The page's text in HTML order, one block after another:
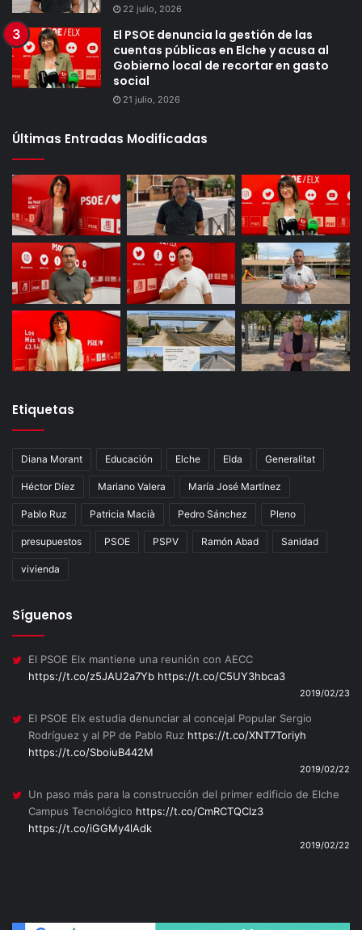
22 julio, 2026
El PSOE denuncia la gestión de las
cuentas públicas en Elche y acusa al
Gobierno local de recortar en gasto
social
21 julio, 2026
Últimas Entradas Modificadas
Etiquetas
Diana Morant Educación Elche Elda Generalitat
Héctor Díez Mariano Valera María José Martínez
Pablo Ruz Patricia Macià Pedro Sánchez Pleno
presupuestos PSOE PSPV Ramón Abad Sanidad
vivienda
Síguenos
El PSOE Elx mantiene una reunión con AECC
https://t.co/z5JAU2a7Yb https://t.co/C5UY3hbca3
2019/02/23
El PSOE Elx estudia denunciar al concejal Popular Sergio
Rodríguez y al PP de Pablo Ruz https://t.co/XNT7Toriyh
https://t.co/SboiuB442M
2019/02/22
Un paso más para la construcción del primer edificio de Elche
Campus Tecnológico https://t.co/CmRCTQClz3
https://t.co/iGGMy4lAdk
2019/02/22